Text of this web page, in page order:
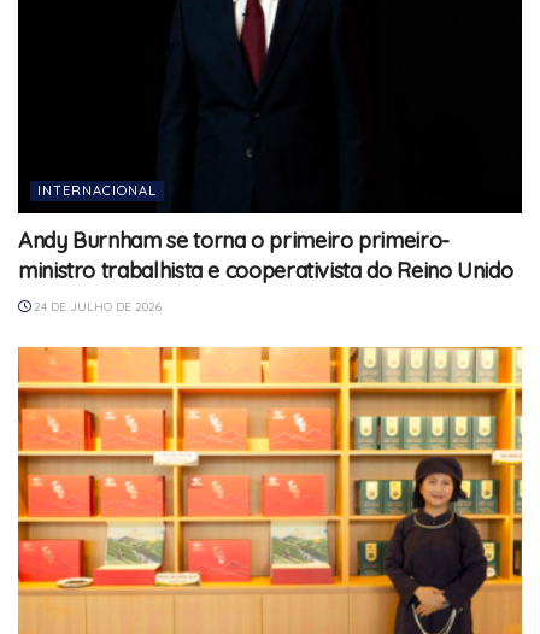
INTERNACIONAL
Andy Burnham se torna o primeiro primeiro-
ministro trabalhista e cooperativista do Reino Unido
24 DE JULHO DE 2026